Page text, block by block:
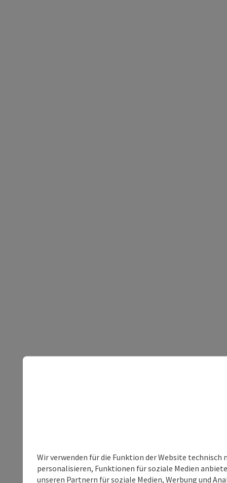
Wir verwenden für die Funktion der Website
personalisieren, Funktionen für soziale Medien
unseren Partnern für soziale Medien, Werbung und